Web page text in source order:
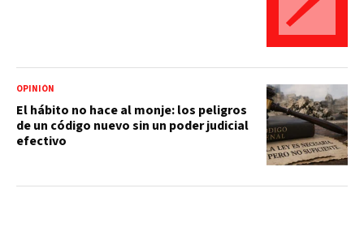
OPINIÓN
El hábito no hace al monje: los peligros
de un código nuevo sin un poder judicial
efectivo